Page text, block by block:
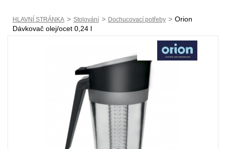
HLAVNÍ STRÁNKA > Stolování > Dochucovací potřeby > Orion
Dávkovač olej/ocet 0,24 l